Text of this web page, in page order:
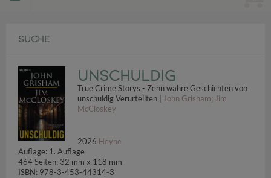
SUCHE
Unschuldig
True Crime Storys - Zehn wahre Geschichten von
unschuldig Verurteilten | John Grisham; Jim
McCloskey
2026 Heyne
Auflage: 1. Auflage
464 Seiten; 32 mm x 118 mm
ISBN: 978-3-453-44314-3